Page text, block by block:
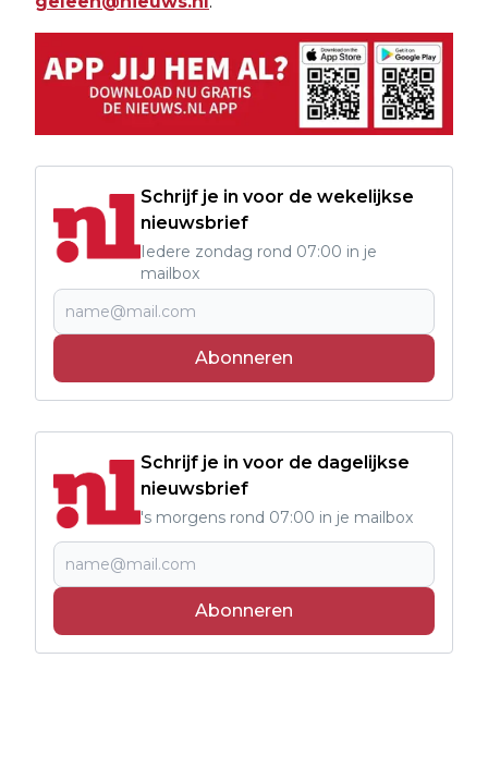
Schrijf je in voor de wekelijkse
nieuwsbrief
Iedere zondag rond 07:00 in je
mailbox
Abonneren
Schrijf je in voor de dagelijkse
nieuwsbrief
's morgens rond 07:00 in je mailbox
Abonneren